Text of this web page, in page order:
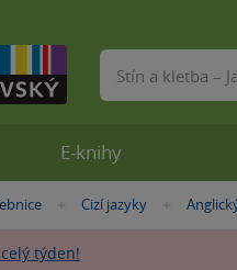
»
Cizí jazyky »
týden!
E-knihy
Vyhledávání